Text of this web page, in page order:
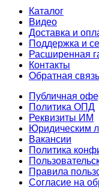
Каталог
Видео
Доставка и
Поддержка и
Расширенная
Контакты
Обратная связь
Публичная
Политика ОПД
Реквизиты ИМ
Юридическим
Вакансии
Политика
Правила
Согласие на